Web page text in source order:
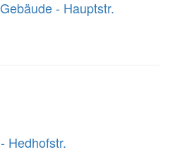
- Hauptstr.
Hedhofstr.